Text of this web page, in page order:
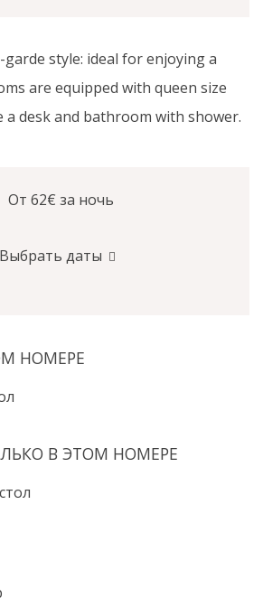
style: ideal for enjoying a
are equipped with queen size
a desk and bathroom with shower.
От 62€ за ночь
Выбрать даты
НОМЕРЕ
В ЭТОМ НОМЕРЕ